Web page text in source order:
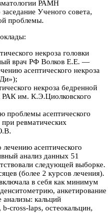
РАМН
Ученого совета,
проблемы.
некроза головки
врач РФ Волков Е.Е. —
асептического некроза
некроза бедренной
РАК им. К.Э.Циолковского
асептического
при ревматических
асептического
анализ данных 51
следующей выборке.
(более 2 курсов лечения).
в себя как минимум
анкетирование
кальций
cross-laps, остеокальцин,